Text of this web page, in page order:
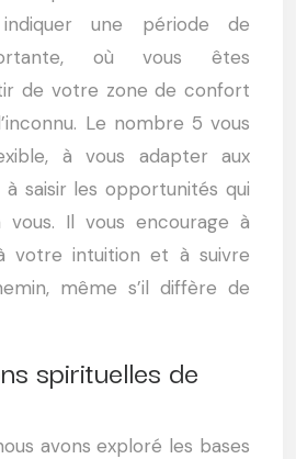
une période de
où vous êtes
de votre zone de confort
Le nombre 5 vous
à vous adapter aux
saisir les opportunités qui
Il vous encourage à
votre intuition et à suivre
même s’il diffère de
spirituelles de
avons exploré les bases